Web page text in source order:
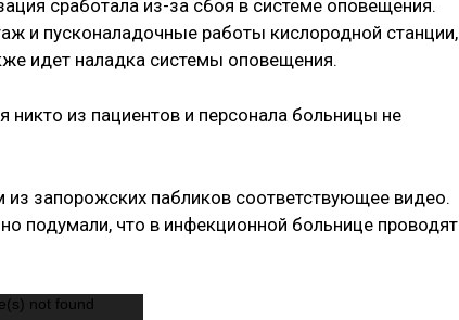
сработала из-за сбоя в системе оповещения.
и пусконаладочные работы кислородной станции,
идет наладка системы оповещения.
никто из пациентов и персонала больницы не
запорожских пабликов соответствующее видео.
подумали, что в инфекционной больнице проводят
not found